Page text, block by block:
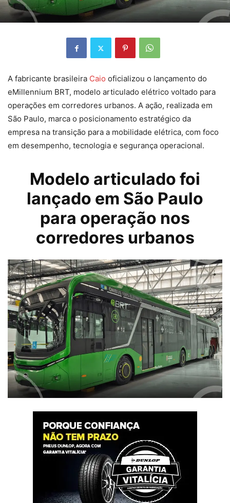
A fabricante brasileira Caio oficializou o lançamento do
eMillennium BRT, modelo articulado elétrico voltado para
operações em corredores urbanos. A ação, realizada em
São Paulo, marca o posicionamento estratégico da
empresa na transição para a mobilidade elétrica, com foco
em desempenho, tecnologia e segurança operacional.
Modelo articulado foi
lançado em São Paulo
para operação nos
corredores urbanos